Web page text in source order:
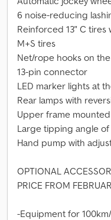
6 noise-reducing
Reinforced 13" C tires
M+S tires
Net/rope hooks on
13-pin connector
LED marker lights at
Rear lamps with
Upper frame
Large tipping angle
Hand pump with
OPTIONAL
PRICE FROM
-Equipment for